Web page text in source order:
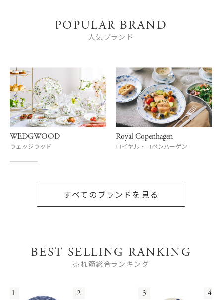
POPULAR BRAND
人気ブランド
WEDGWOOD
ウェッジウッド
Royal Copenhagen
ロイヤル・コペンハーゲン
すべてのブランドを見る
BEST SELLING RANKING
売れ筋総合ランキング
1 2 3 4